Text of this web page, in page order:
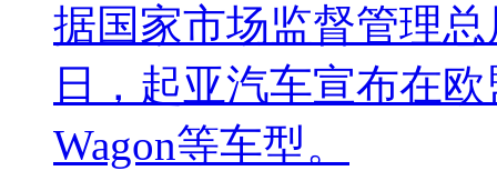
据国家市场监督管理
日，起亚汽车宣布在欧
Wagon等车型。